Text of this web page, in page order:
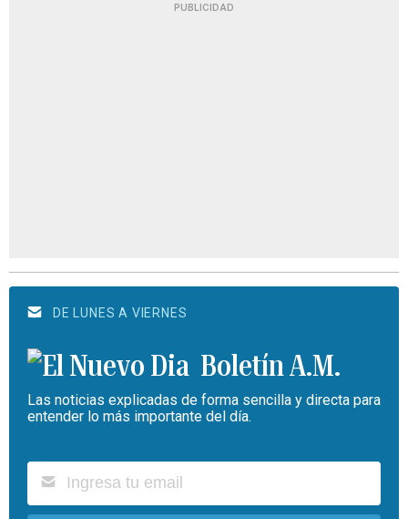
PUBLICIDAD
DE LUNES A VIERNES
Boletín A.M.
Las noticias explicadas de forma sencilla y directa para
entender lo más importante del día.